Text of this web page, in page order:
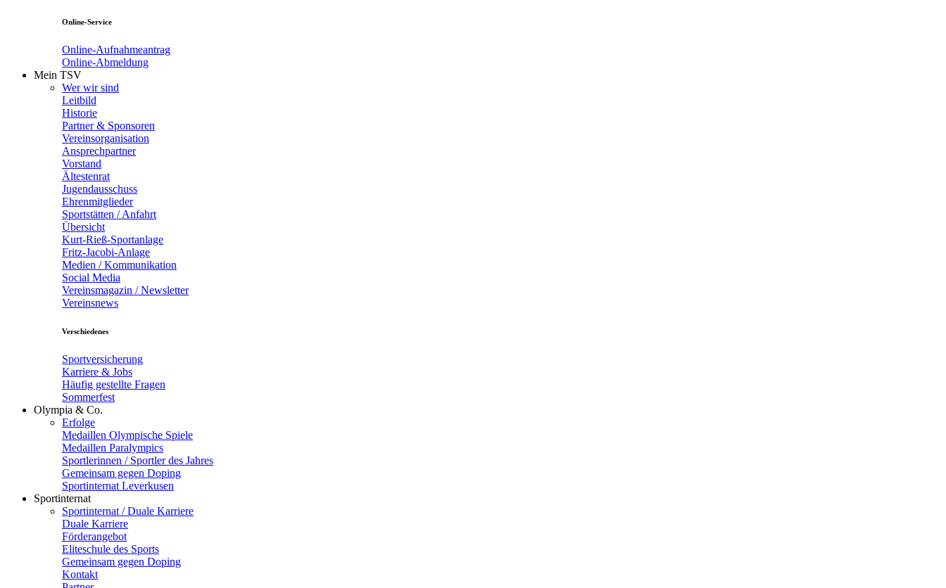
Online-Service
Online-Aufnahmeantrag
Online-Abmeldung
Mein TSV
Wer wir sind
Leitbild
Historie
Partner & Sponsoren
Vereinsorganisation
Ansprechpartner
Vorstand
Ältestenrat
Jugendausschuss
Ehrenmitglieder
Sportstätten / Anfahrt
Übersicht
Kurt-Rieß-Sportanlage
Fritz-Jacobi-Anlage
Medien / Kommunikation
Social Media
Vereinsmagazin / Newsletter
Vereinsnews
Verschiedenes
Sportversicherung
Karriere & Jobs
Häufig gestellte Fragen
Sommerfest
Olympia & Co.
Erfolge
Medaillen Olympische Spiele
Medaillen Paralympics
Sportlerinnen / Sportler des Jahres
Gemeinsam gegen Doping
Sportinternat Leverkusen
Sportinternat
Sportinternat / Duale Karriere
Duale Karriere
Förderangebot
Eliteschule des Sports
Gemeinsam gegen Doping
Kontakt